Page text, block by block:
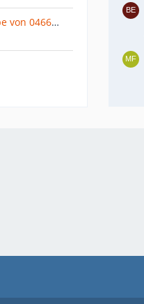
Transport von T4 Getriebe von 04668 Grimma (Sachsen) nach Berlin oder Großraum Berlin